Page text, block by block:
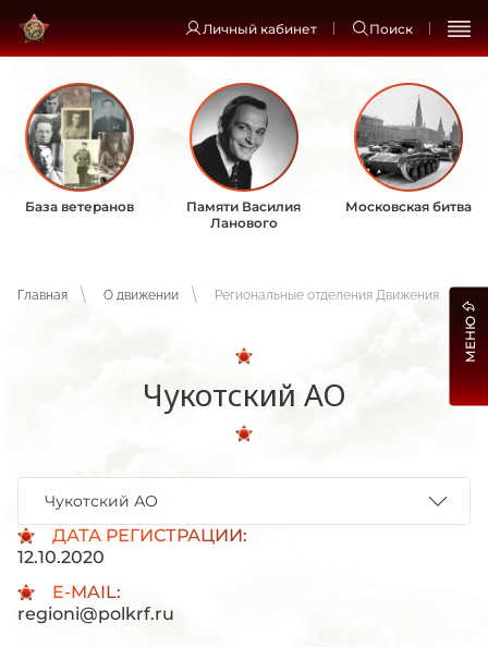
Личный кабинет Поиск
База ветеранов
Памяти Василия
Ланового
Московская битва
Главная О движении Региональные отделения Движения
Чукотский АО
ДАТА РЕГИСТРАЦИИ:
12.10.2020
E-MAIL:
regioni@polkrf.ru
Чукотский АО
МЕНЮ